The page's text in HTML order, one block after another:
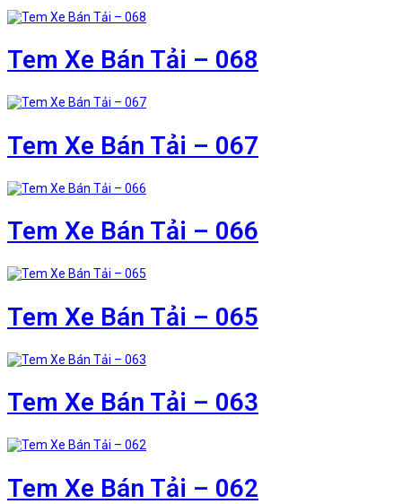
Tem Xe Bán Tải – 068
Tem Xe Bán Tải – 067
Tem Xe Bán Tải – 066
Tem Xe Bán Tải – 065
Tem Xe Bán Tải – 063
Tem Xe Bán Tải – 062